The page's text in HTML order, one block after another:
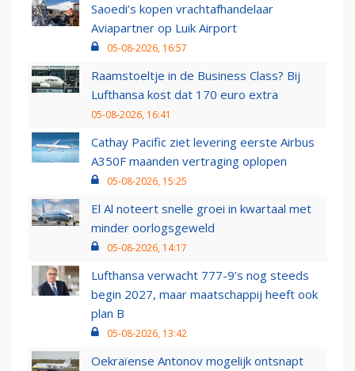
Saoedi’s kopen vrachtafhandelaar
Aviapartner op Luik Airport
05-08-2026, 16:57
Raamstoeltje in de Business Class? Bij
Lufthansa kost dat 170 euro extra
05-08-2026, 16:41
Cathay Pacific ziet levering eerste Airbus
A350F maanden vertraging oplopen
05-08-2026, 15:25
El Al noteert snelle groei in kwartaal met
minder oorlogsgeweld
05-08-2026, 14:17
Lufthansa verwacht 777-9’s nog steeds
begin 2027, maar maatschappij heeft ook
plan B
05-08-2026, 13:42
Oekraïense Antonov mogelijk ontsnapt